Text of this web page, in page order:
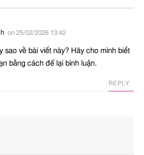
on 25/02/2026 13:42
sao về bài viết này? Hãy cho mình biết
bằng cách để lại bình luận.
REPLY